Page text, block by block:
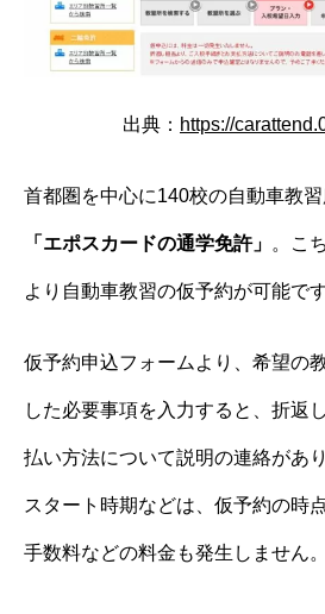
出典： https://
首都圏を中心に140校の自動車教
「エポスカードの通学免許」 。こ
より自動車教習の仮予約が可能です
仮予約申込フォームより、希望の
した必要事項を入力すると、折返
払い方法について説明の連絡があ
スタート時期などは、仮予約の時
手数料などの料金も発生しません。